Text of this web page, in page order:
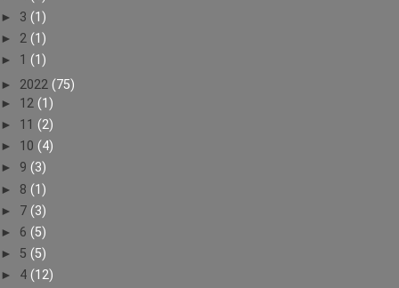
► 3 (1)
► 2 (1)
► 1 (1)
► 2022 (75)
► 12 (1)
► 11 (2)
► 10 (4)
► 9 (3)
► 8 (1)
► 7 (3)
► 6 (5)
► 5 (5)
► 4 (12)